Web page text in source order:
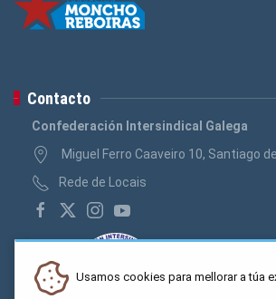
Contacto
Confederación Intersindical Galega
Miguel Ferro Caaveiro 10, Santiago
Rede de Locais
Usamos cookies para mellorar a túa